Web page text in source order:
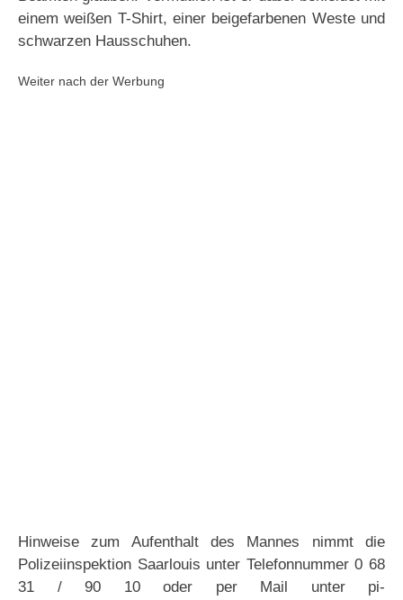
einem weißen T-Shirt, einer beigefarbenen Weste und
schwarzen Hausschuhen.
Weiter nach der Werbung
Hinweise zum Aufenthalt des Mannes nimmt die
Polizeiinspektion Saarlouis unter Telefonnummer 0 68
31 / 90 10 oder per Mail unter pi-